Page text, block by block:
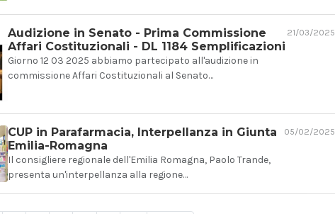
Audizione in Senato - Prima Commissione
Affari Costituzionali - DL 1184 Semplificazioni
Giorno 12 03 2025 abbiamo partecipato all'audizione in
commissione Affari Costituzionali al Senato…
21/03/2025
CUP in Parafarmacia, Interpellanza in Giunta
Emilia-Romagna
Il consigliere regionale dell'Emilia Romagna, Paolo Trande,
presenta un'interpellanza alla regione…
05/02/2025